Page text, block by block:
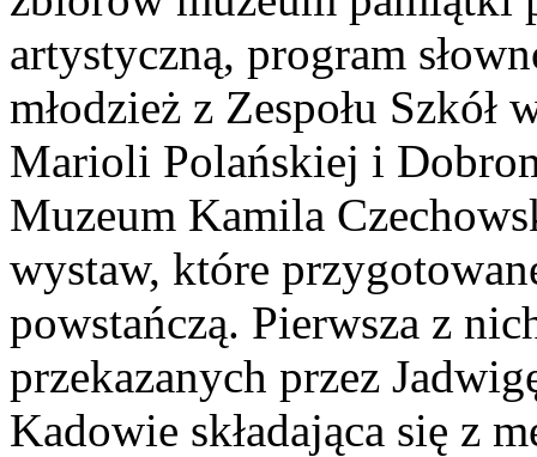
artystyczną, program
młodzież z Zespołu
Marioli Polańskiej i
Muzeum Kamila
wystaw, które
powstańczą. Pierwsza z
przekazanych przez
Kadowie składająca się z